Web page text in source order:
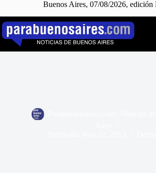
Buenos Aires, 07/08/2026, edición
Saltar
contenido